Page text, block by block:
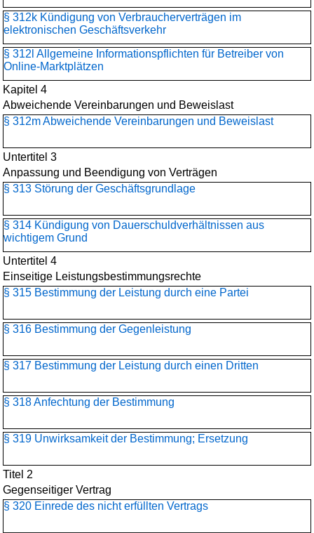
§ 312k Kündigung von Verbraucherverträgen im
elektronischen Geschäftsverkehr
§ 312l Allgemeine Informationspflichten für Betreiber von
Online-Marktplätzen
Kapitel 4
Abweichende Vereinbarungen und Beweislast
§ 312m Abweichende Vereinbarungen und Beweislast
Untertitel 3
Anpassung und Beendigung von Verträgen
§ 313 Störung der Geschäftsgrundlage
§ 314 Kündigung von Dauerschuldverhältnissen aus
wichtigem Grund
Untertitel 4
Einseitige Leistungsbestimmungsrechte
§ 315 Bestimmung der Leistung durch eine Partei
§ 316 Bestimmung der Gegenleistung
§ 317 Bestimmung der Leistung durch einen Dritten
§ 318 Anfechtung der Bestimmung
§ 319 Unwirksamkeit der Bestimmung; Ersetzung
Titel 2
Gegenseitiger Vertrag
§ 320 Einrede des nicht erfüllten Vertrags